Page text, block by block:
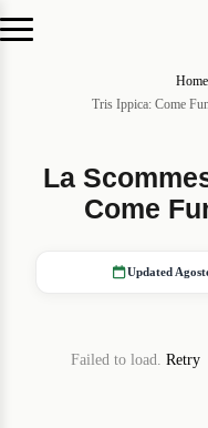
Tris Ippica: Come
La
Come
Updated
Failed to load. Retry